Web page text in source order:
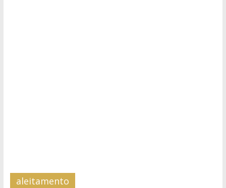
aleitamento